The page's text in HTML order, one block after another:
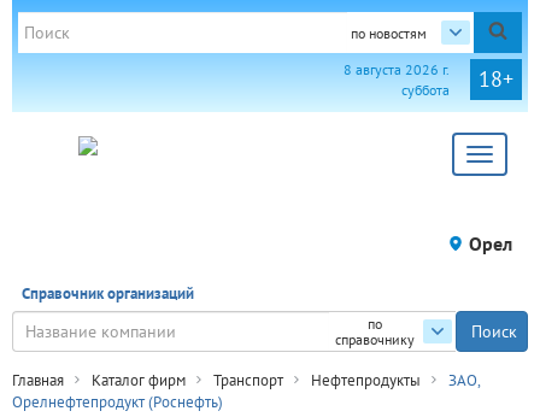
по новостям
18+
8 августа 2026 г.
суббота
Toggle
Орел
Справочник организаций
по
справочнику
Главная Каталог фирм Транспорт Нефтепродукты
ЗАО,
Орелнефтепродукт (Роснефть)